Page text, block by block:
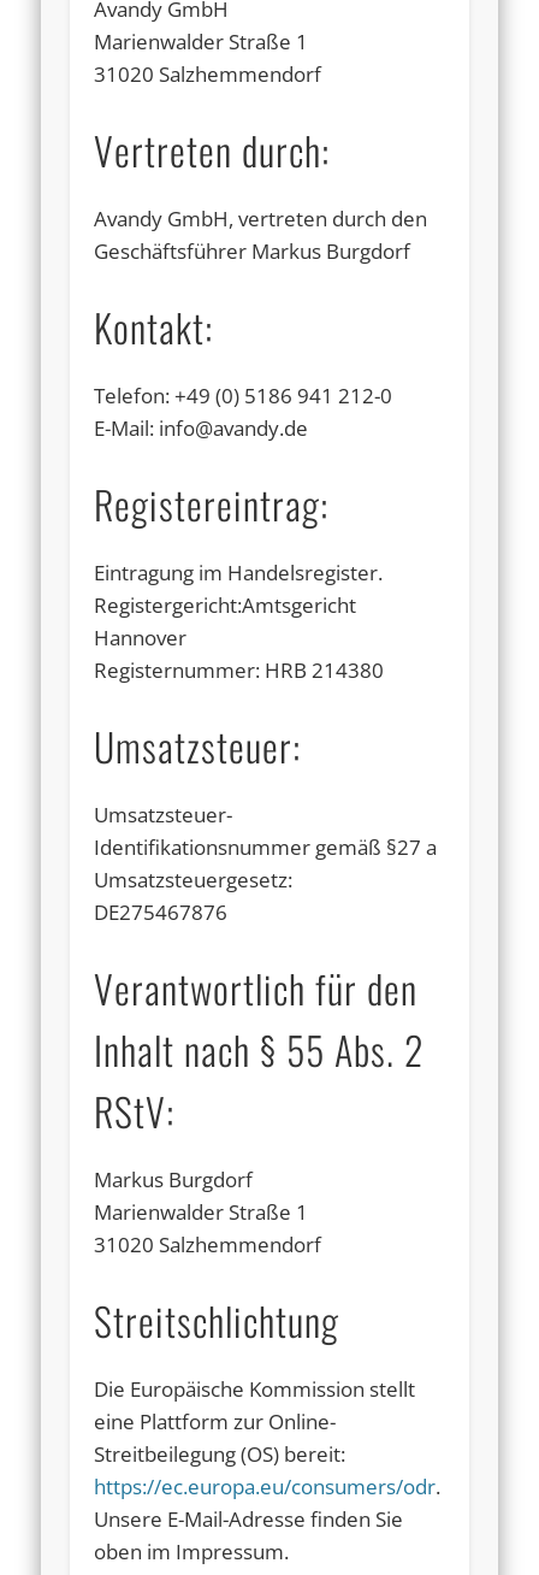
Avandy GmbH
Marienwalder Straße 1
31020 Salzhemmendorf
Vertreten durch:
Avandy GmbH, vertreten durch den
Geschäftsführer Markus Burgdorf
Kontakt:
Telefon: +49 (0) 5186 941 212-0
E-Mail: info@avandy.de
Registereintrag:
Eintragung im Handelsregister.
Registergericht:Amtsgericht
Hannover
Registernummer: HRB 214380
Umsatzsteuer:
Umsatzsteuer-
Identifikationsnummer gemäß §27 a
Umsatzsteuergesetz:
DE275467876
Verantwortlich für den
Inhalt nach § 55 Abs. 2
RStV:
Markus Burgdorf
Marienwalder Straße 1
31020 Salzhemmendorf
Streitschlichtung
Die Europäische Kommission stellt
eine Plattform zur Online-
Streitbeilegung (OS) bereit:
https://ec.europa.eu/consumers/odr.
Unsere E-Mail-Adresse finden Sie
oben im Impressum.